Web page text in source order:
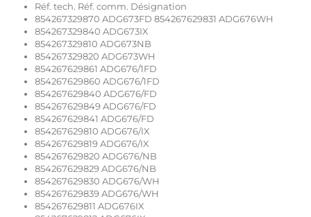
Réf. tech. Réf. comm. Désignation
854267329870 ADG673FD 854267629831 ADG676WH
854267329840 ADG673IX
854267329810 ADG673NB
854267329820 ADG673WH
854267629861 ADG676/1FD
854267629860 ADG676/1FD
854267629840 ADG676/FD
854267629849 ADG676/FD
854267629841 ADG676/FD
854267629810 ADG676/IX
854267629819 ADG676/IX
854267629820 ADG676/NB
854267629829 ADG676/NB
854267629830 ADG676/WH
854267629839 ADG676/WH
854267629811 ADG676IX